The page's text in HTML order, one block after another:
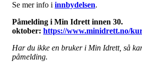
Se mer info i innbydelsen.
Påmelding i Min Idrett innen 30.
oktober: https://www.minidrett.no/
Har du ikke en bruker i Min Idrett, så
påmelding.